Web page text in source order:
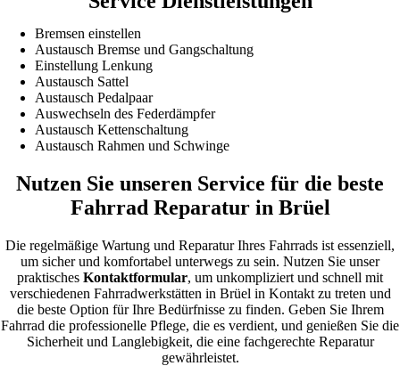
Bremsen einstellen
Austausch Bremse und Gangschaltung
Einstellung Lenkung
Austausch Sattel
Austausch Pedalpaar
Auswechseln des Federdämpfer
Austausch Kettenschaltung
Austausch Rahmen und Schwinge
Nutzen Sie unseren Service für die beste
Fahrrad Reparatur in Brüel
Die regelmäßige Wartung und Reparatur Ihres Fahrrads ist essenziell,
um sicher und komfortabel unterwegs zu sein. Nutzen Sie unser
praktisches Kontaktformular, um unkompliziert und schnell mit
verschiedenen Fahrradwerkstätten in Brüel in Kontakt zu treten und
die beste Option für Ihre Bedürfnisse zu finden. Geben Sie Ihrem
Fahrrad die professionelle Pflege, die es verdient, und genießen Sie die
Sicherheit und Langlebigkeit, die eine fachgerechte Reparatur
gewährleistet.